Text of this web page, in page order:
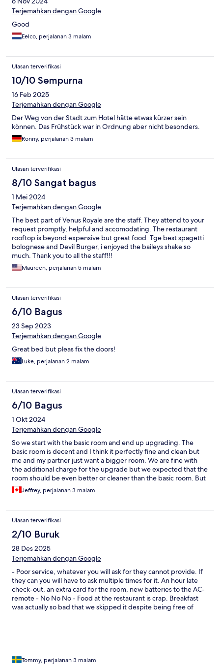
Terjemahkan dengan Google
Good
Eelco, perjalanan 3 malam
Ulasan terverifikasi
10/10 Sempurna
16 Feb 2025
Terjemahkan dengan Google
Der Weg von der Stadt zum Hotel hätte etwas kürzer sein
können. Das Frühstück war in Ordnung aber nicht besonders.
Ronny, perjalanan 3 malam
Ulasan terverifikasi
8/10 Sangat bagus
1 Mei 2024
Terjemahkan dengan Google
The best part of Venus Royale are the staff. They attend to your
request promptly, helpful and accomodating. The restaurant
rooftop is beyond expensive but great food. Tge best spagetti
bolognese and Devil Burger, i enjoyed the baileys shake so
much. Thank you to all the staff!!!
Maureen, perjalanan 5 malam
Ulasan terverifikasi
6/10 Bagus
23 Sep 2023
Terjemahkan dengan Google
Great bed but pleas fix the doors!
Luke, perjalanan 2 malam
Ulasan terverifikasi
6/10 Bagus
1 Okt 2024
Terjemahkan dengan Google
So we start with the basic room and end up upgrading. The
basic room is decent and I think it perfectly fine and clean but
me and my partner just want a bigger room. We are fine with
the additional charge for the upgrade but we expected that the
room should be even better or cleaner than the basic room. But
on the second day I found bugs in the room. I guess they didn’t
get a chance to clean it before just giving us the room.
Jeffrey, perjalanan 3 malam
Ulasan terverifikasi
2/10 Buruk
28 Des 2025
Terjemahkan dengan Google
- Poor service, whatever you will ask for they cannot provide. If
they can you will have to ask multiple times for it. An hour late
check-out, an extra card for the room, new batteries to the AC-
remote - No No No - Food at the restaurant is crap. Breakfast
was actually so bad that we skipped it despite being free of
making it completely impossible to stay our there. The
Tommy, perjalanan 3 malam